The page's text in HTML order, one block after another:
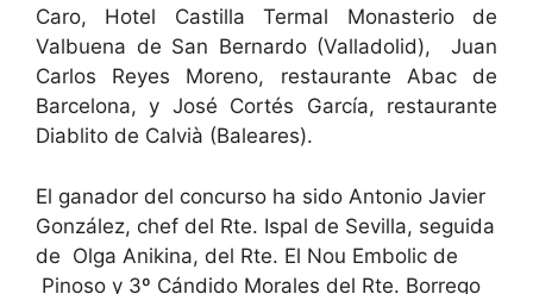
Caro, Hotel Castilla Termal Monasterio de
Valbuena de San Bernardo (Valladolid), Juan
Carlos Reyes Moreno, restaurante Abac de
Barcelona, y José Cortés García, restaurante
Diablito de Calvià (Baleares).
El ganador del concurso ha sido Antonio Javier
González, chef del Rte. Ispal de Sevilla, seguida
de Olga Anikina, del Rte. El Nou Embolic de
Pinoso y 3º Cándido Morales del Rte. Borrego